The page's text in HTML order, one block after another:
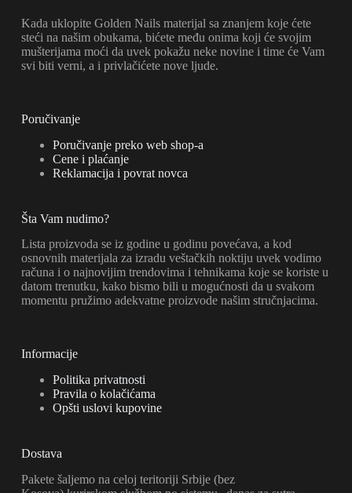
Kada uklopite Golden Nails materijal sa znanjem koje ćete
steći na našim obukama, bićete među onima koji će svojim
mušterijama moći da uvek pokažu neke novine i time će Vam
svi biti verni, a i privlačićete nove ljude.
Poručivanje
Poručivanje preko web shop-a
Cene i plaćanje
Reklamacija i povrat novca
Šta Vam nudimo?
Lista proizvoda se iz godine u godinu povećava, a kod
osnovnih materijala za izradu veštačkih noktiju uvek vodimo
računa i o najnovijim trendovima i tehnikama koje se koriste u
datom trenutku, kako bismo bili u mogućnosti da u svakom
momentu pružimo adekvatne proizvode našim stručnjacima.
Informacije
Politika privatnosti
Pravila o kolačićama
Opšti uslovi kupovine
Dostava
Pakete šaljemo na celoj teritoriji Srbije (bez